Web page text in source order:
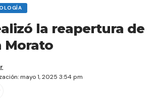
la reapertura de
Morato
mayo 1, 2025 3:54 pm